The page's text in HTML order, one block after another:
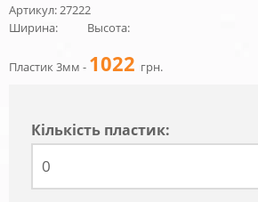
Артикул: 27222
Ширина:
Высота:
Пластик 3мм - 1022 грн.
Кiлькiсть пластик: